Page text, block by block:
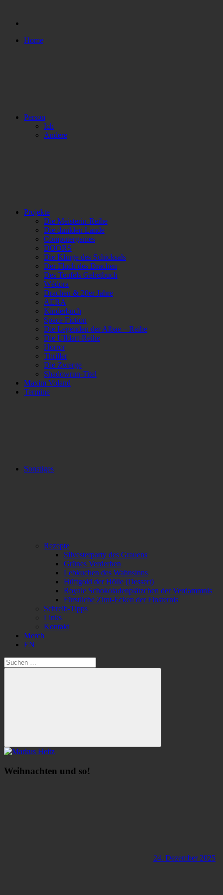
Home
Person
Ich
Andere
Projekte
Die Meisterin-Reihe
Die dunklen Lande
Computergames
DOORS
Die Klinge des Schicksals
Der Fluch des Drachen
Des Teufels Gebetbuch
Wédōra
Drachen & 20er Jahre
AERA
Kinderbuch
Space Fiction
Die Legenden der Albae – Reihe
Die Ulldart-Reihe
Horror
Thriller
Die Zwerge
Shadowrun-Titel
Maxim Voland
Termine
Sonstiges
Rezepte
Silvesterparty des Grauens
Grünes Verderben
Lebkuchen des Wahnsinns
Hüftgold der Hölle (Dessert)
Royale Schokoladenplätzchen der Verdammnis
Fürstliche Zimt-Ecken der Finsternis
Schreib-Tipps
Links
Kontakt
Merch
EN
Suchen
nach:
Suchen
Weihnachten und so!
24. Dezember 2025